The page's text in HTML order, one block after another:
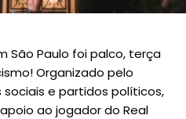
São Paulo foi palco, terça
Organizado pelo
e partidos políticos,
ao jogador do Real